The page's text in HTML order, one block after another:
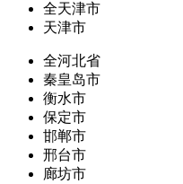
全天津市
天津市
全河北省
秦皇岛市
衡水市
保定市
邯郸市
邢台市
廊坊市